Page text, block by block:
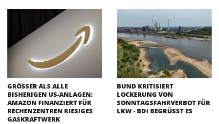
GRÖSSER ALS ALLE B
ISHERIGEN US-ANLAGEN: A
MAZON FINANZIERT FÜR R
ECHENZENTREN RIESIGES G
ASKRAFTWERK
BUND KRITISIERT
LOCKERUNG VON
SONNTAGSFAHRVERBOT FÜR
LKW - BDI BEGRÜSST ES